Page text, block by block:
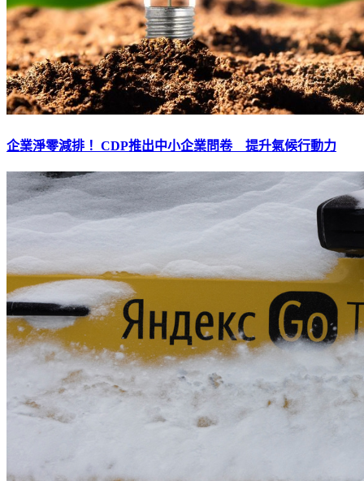
企業淨零減排！ CDP推出中小企業問卷 提升氣候行動力